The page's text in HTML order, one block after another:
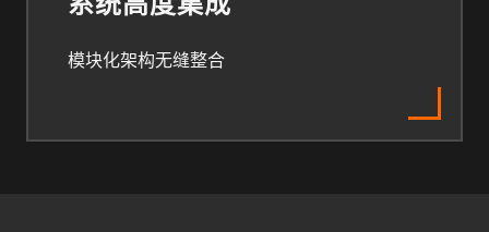
系统高度集成
模块化架构无缝整合